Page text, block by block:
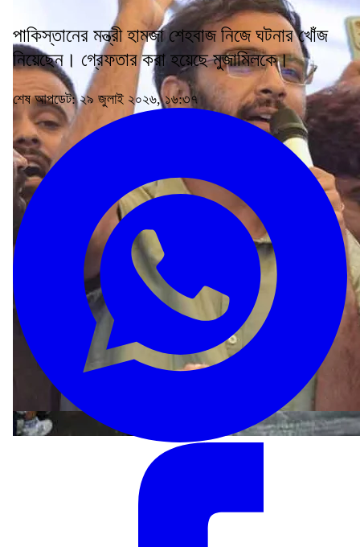
পাকিস্তানের মন্ত্রী হামজা শেহবাজ নিজে ঘটনার খোঁজ
নিয়েছেন। গ্রেফতার করা হয়েছে মুজামিলকে।
শেষ আপডেট: ২৯ জুলাই ২০২৬, ১৬:৩৭